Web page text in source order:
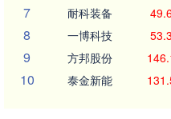
7 耐科装备
8 一博科技
9 方邦股份
10 泰金新能